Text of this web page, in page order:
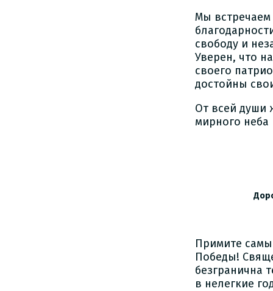
Мы встречаем
свободу и
Уверен, что
своего
достойны
От всей души
мирного неба
Примите
Победы!
безгранична
в нелегкие